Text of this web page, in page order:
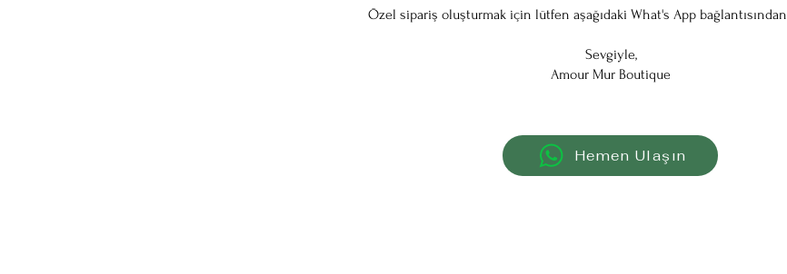
Özel sipariş oluşturmak için lütfen aşağıdaki What's App
Sevgiyle,
Amour Mur Boutique
Hemen Ulaşın